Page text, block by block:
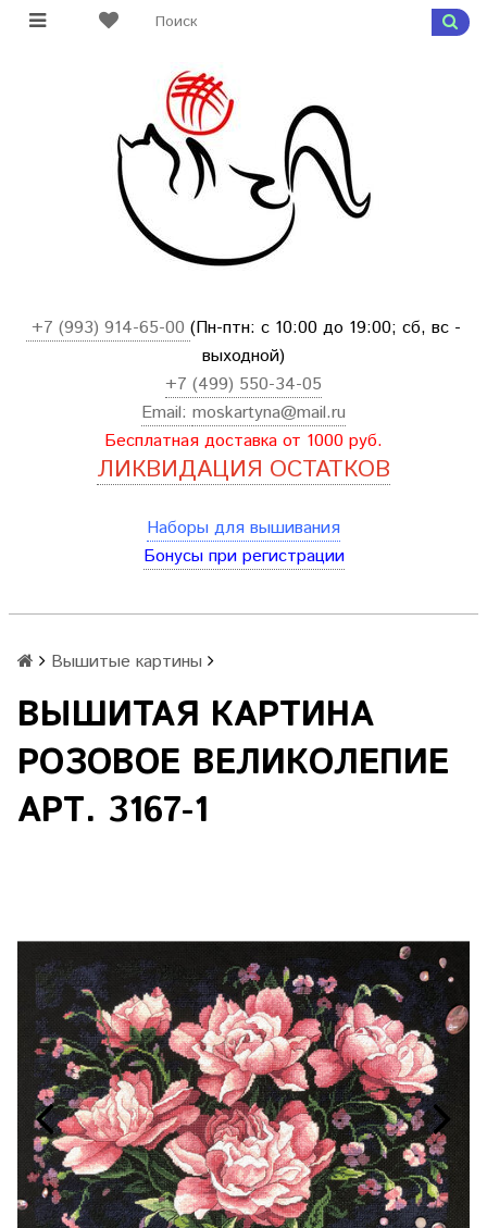
+7 (993) 914-65-00 (Пн-птн: с 10:00 до 19:00; сб, вс -
выходной)
+7 (499) 550-34-05
Email: moskartyna@mail.ru
Бесплатная доставка от 1000 руб.
ЛИКВИДАЦИЯ ОСТАТКОВ
Наборы для вышивания
Бонусы при регистрации
Вышитые картины
ВЫШИТАЯ КАРТИНА
РОЗОВОЕ ВЕЛИКОЛЕПИЕ
АРТ. 3167-1